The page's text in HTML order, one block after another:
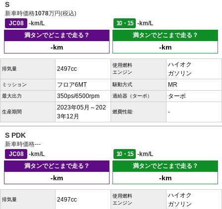
S
新車時価格1078万円(税込)
JC08
-km/L 10・15
-km/L
満タンでどこまで走る？
-km
満タンでどこまで走る？
-km
排気量 2497cc
使用燃料
エンジン
ハイオク
ガソリン
ミッション フロア6MT 駆動方式 MR
最大出力 350ps/6500rpm 過給器（ターボ） ターボ
生産期間
2023年05月～202
3年12月
燃費性能 -
S PDK
新車時価格---
JC08
-km/L 10・15
-km/L
満タンでどこまで走る？
-km
満タンでどこまで走る？
-km
排気量 2497cc
使用燃料
エンジン
ハイオク
ガソリン